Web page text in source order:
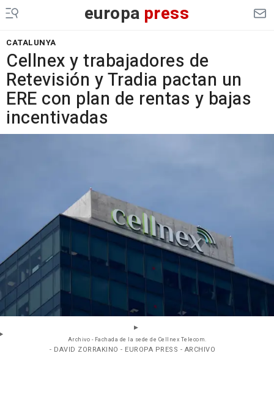
europa press
CATALUNYA
Cellnex y trabajadores de
Retevisión y Tradia pactan un
ERE con plan de rentas y bajas
incentivadas
Archivo - Fachada de la sede de Cellnex Telecom.
- DAVID ZORRAKINO - EUROPA PRESS - ARCHIVO